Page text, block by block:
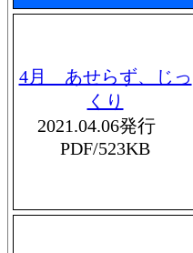
4月 あせらず、じっ
くり
2021.04.06発行
PDF/523KB